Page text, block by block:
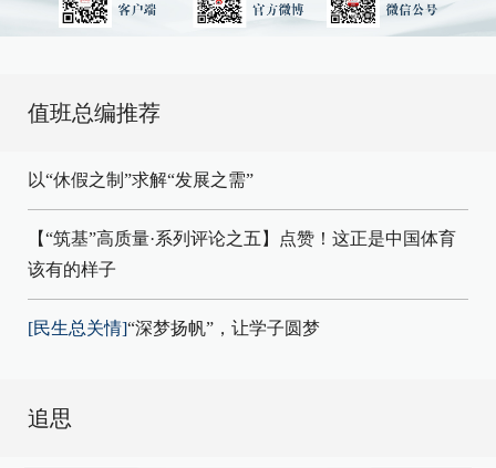
值班总编推荐
以“休假之制”求解“发展之需”
【“筑基”高质量·系列评论之五】点赞！这正是中国体育
该有的样子
[民生总关情]“深梦扬帆”，让学子圆梦
追思